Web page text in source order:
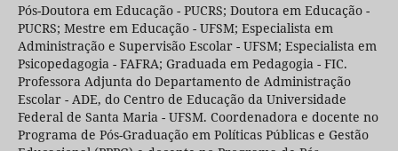
Pós-Doutora em Educação - PUCRS; Doutora em Educação -
PUCRS; Mestre em Educação - UFSM; Especialista em
Administração e Supervisão Escolar - UFSM; Especialista em
Psicopedagogia - FAFRA; Graduada em Pedagogia - FIC.
Professora Adjunta do Departamento de Administração
Escolar - ADE, do Centro de Educação da Universidade
Federal de Santa Maria - UFSM. Coordenadora e docente no
Programa de Pós-Graduação em Políticas Públicas e Gestão